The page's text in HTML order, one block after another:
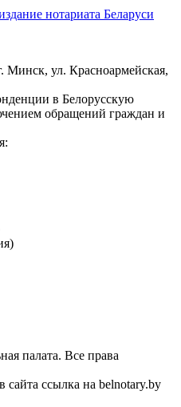
нотариата Беларуси
Минск, ул. Красноармейская,
в Белорусскую
обращений граждан и
палата. Все права
сайта ссылка на belnotary.by